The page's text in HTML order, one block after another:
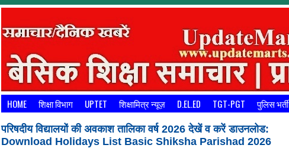
HOME शिक्षा विभाग UPTET शिक्षामित्र न्यूज़ D.EL.ED TGT-PGT पुलिस भर्ती
परिषदीय विद्यालयों की अवकाश तालिका वर्ष 2026 देखें व करें डाउनलोड:
Download Holidays List Basic Shiksha Parishad 2026